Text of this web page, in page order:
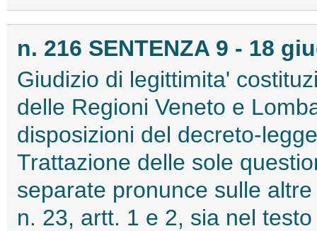
n. 216 SENTENZA 9 - 18
Giudizio di legittimita'
delle Regioni Veneto e
disposizioni del decreto-
Trattazione delle sole
separate pronunce sulle
n. 23, artt. 1 e 2, sia nel